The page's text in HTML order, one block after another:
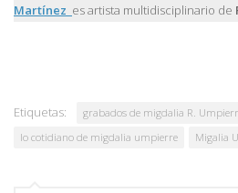
Martínez es artista multidisciplinario de
Etiquetas:
grabados de migdalia R.
lo cotidiano de migdalia umpierre
Migalia